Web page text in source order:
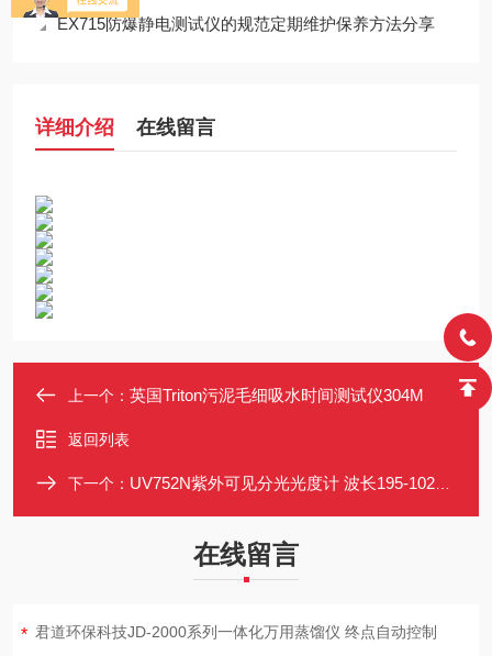
EX715防爆静电测试仪的规范定期维护保养方法分享
详细介绍 在线留言
上一个： 英国Triton污泥毛细吸水时间测试仪304M
返回列表
下一个： UV752N紫外可见分光光度计 波长195-1020nm 进口光栅钨灯氘灯 液晶
在线留言